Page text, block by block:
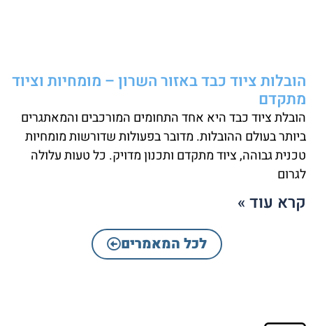
הובלות ציוד כבד באזור השרון – מומחיות וציוד
מתקדם
הובלת ציוד כבד היא אחד התחומים המורכבים והמאתגרים
ביותר בעולם ההובלות. מדובר בפעולות שדורשות מומחיות
טכנית גבוהה, ציוד מתקדם ותכנון מדויק. כל טעות עלולה
לגרום
קרא עוד »
לכל המאמרים